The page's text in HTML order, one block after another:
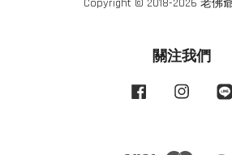
Copyright © 2018-2026 老佛
關注我們
Facebook